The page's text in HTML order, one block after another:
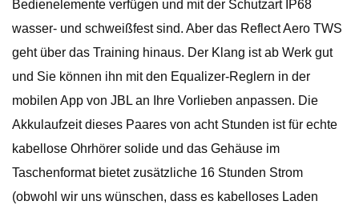
Bedienelemente verfügen und mit der Schutzart IP68
wasser- und schweißfest sind. Aber das Reflect Aero TWS
geht über das Training hinaus. Der Klang ist ab Werk gut
und Sie können ihn mit den Equalizer-Reglern in der
mobilen App von JBL an Ihre Vorlieben anpassen. Die
Akkulaufzeit dieses Paares von acht Stunden ist für echte
kabellose Ohrhörer solide und das Gehäuse im
Taschenformat bietet zusätzliche 16 Stunden Strom
(obwohl wir uns wünschen, dass es kabelloses Laden